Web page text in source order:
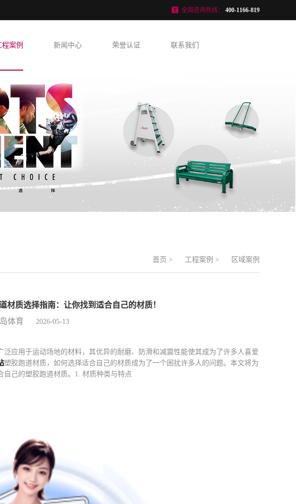
全国咨询热线： 400-1166-819
程案例 新闻中心 荣誉认证 联系我们
首页 > 工程案例 > 区域案例
材质选择指南：让你找到适合自己的材质！
岛体育 2026-05-13
应用于运动场地的材料，其优异的耐磨、防滑和减震性能使其成为了许多人喜爱
塑胶跑道材质，如何选择适合自己的材质成为了一个困扰许多人的问题。本文将为
己的塑胶跑道材质。1. 材质种类与特点